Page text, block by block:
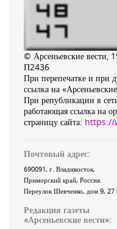
© Арсеньевские
П2436
При перепечатке и при
ссылка на
При републикации в
работающая ссылка на
страницу сайта: https://
Почтовый адрес:
690091, г. Владивосток,
Приморский край, Россия
Переулок Шевченко, дом 9, 27
Редакция газеты
«Арсеньевские вести»: